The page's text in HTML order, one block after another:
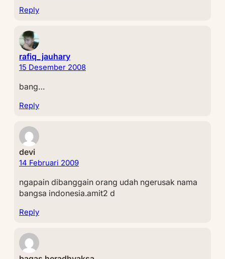
Reply
rafiq_jauhary
15 Desember 2008
bang…
Reply
devi
14 Februari 2009
ngapain dibanggain orang udah ngerusak nama
bangsa indonesia.amit2 d
Reply